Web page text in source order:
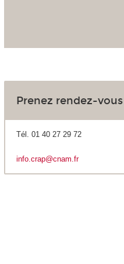
Prenez rendez-vous
Tél. 01 40 27 29 72
info.crap@cnam.fr